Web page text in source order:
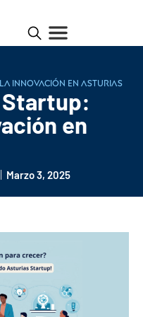
innovación en Asturias
en
Marzo 3, 2025